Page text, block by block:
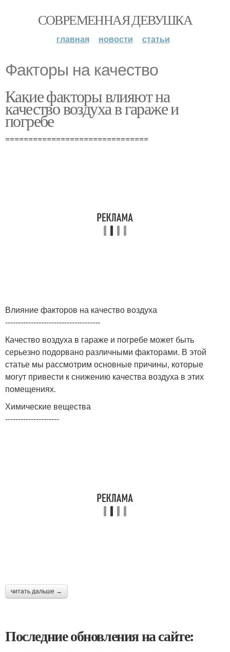
СОВРЕМЕННАЯ ДЕВУШКА
главная новости статьи
Факторы на качество
Какие факторы влияют на
качество воздуха в гараже и
погребе
===============================
Влияние факторов на качество воздуха
-------------------------------------
Качество воздуха в гараже и погребе может быть
серьезно подорвано различными факторами. В этой
статье мы рассмотрим основные причины, которые
могут привести к снижению качества воздуха в этих
помещениях.
Химические вещества
---------------------
читать дальше →
Последние обновления на сайте: